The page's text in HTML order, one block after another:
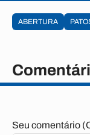
ABERTURA
Seu comentário